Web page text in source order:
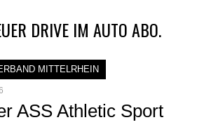
DRIVE IM AUTO ABO.
MITTELRHEIN
ASS Athletic Sport